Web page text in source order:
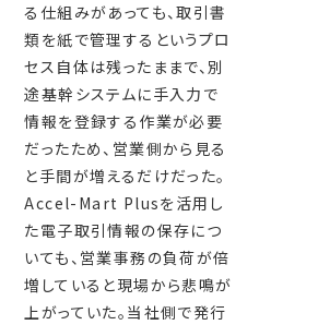
る仕組みがあっても、取引書
類を紙で管理するというプロ
セス自体は残ったままで、別
途基幹システムに手入力で
情報を登録する作業が必要
だったため、営業側から見る
と手間が増えるだけだった。
Accel-Mart Plusを活用し
た電子取引情報の保存につ
いても、営業事務の負荷が倍
増していると現場から悲鳴が
上がっていた。当社側で発行